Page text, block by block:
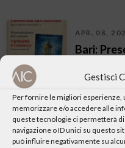
Gestisci
Per fornire le migliori esperienze,
memorizzare e/o accedere alle
queste tecnologie ci permetterà
navigazione o ID unici su questo
può influire negativamente su
APR. 08,
Bari:
MAR. 07,
Bari: Una
giustizia